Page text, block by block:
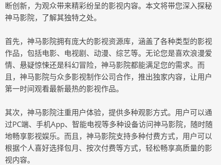
断创新，为观众带来精彩纷呈的影视内容。本文将带您深入探秘
神马影院，了解其独特之处。
首先，神马影院拥有庞大的影视资源库，涵盖了各种类型的影视
作品，包括电影、电视剧、动漫、综艺等。无论您是喜欢浪漫爱
情、悬疑惊悚还是科幻冒险，神马影院都能满足您的需求。而
且，神马影院与众多影视制作公司合作，推出独家内容，让用户
第一时间观看最新最热的影视作品。
其次，神马影院注重用户体验，提供多种观影方式。用户可以通
过PC端、手机App、智能电视等多种设备访问神马影院，随时随
地畅享影视娱乐。而且，神马影院支持多种付费方式，用户可以
根据个人喜好选择包月、按次付费等方式，轻松畅享高质量的影
视内容。